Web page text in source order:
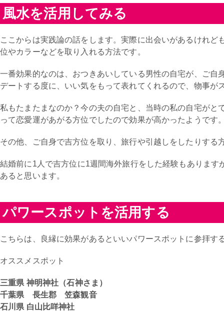
風水を活用してみる
ここからは実践論の話をします。実際に出会いがあるけれど
位やカラーなどを取り入れる方法です。
一番効果的なのは、おつきあいしている男性の自宅が、ご自
デートする度に、いい気をもって表れてくれるので、物事が
私もたまたまなのか？今の夫の自宅と、当時の私の自宅がと
って恋愛運があがる方位でしたので効果が高かったようです
その他、ご自身で吉方位を取り、旅行や引越しをしたりする
結婚前に1人で吉方位に1週間海外旅行をした経験もあります
あると思います。
パワースポットを活用する
こちらは、良縁に効果があるといいパワースポットに参拝す
オススメスポット
三重県 神明神社（石神さま）
千葉県 長生郡 笠森観音
石川県 白山比咩神社